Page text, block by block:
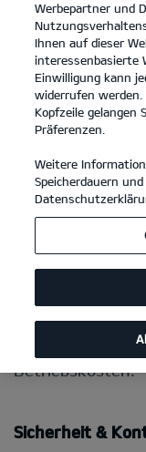
Werbepartner und
Ihnen auf dieser
interessenbasierte
Einwilligung kann
widerrufen werden.
Kopfzeile gelangen
Präferenzen.
Weitere
Speicherdauern